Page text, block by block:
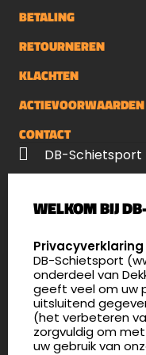
mmDisplay
kgDimensions,
BETALING
RETOURNEREN
KLACHTEN
ACTIEVOORWAARDEN
CONTACT
DB-Schietsport
5411 LX Zeeland
4.8
176
info@db-
Openingstijden
Dinsdag en
WELKOM BIJ
SELECT LANGUAGE
Privacyverklaring
DB-Schietsport
onderdeel van
geeft veel om uw
uitsluitend
(het verbeteren
zorgvuldig om
uw gebruik van